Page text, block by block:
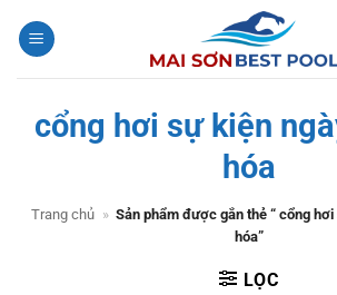
qua
cổng hơi sự kiện
hóa
Trang chủ » Sản phẩm được gắn thẻ “ cổng
hóa”
LỌC